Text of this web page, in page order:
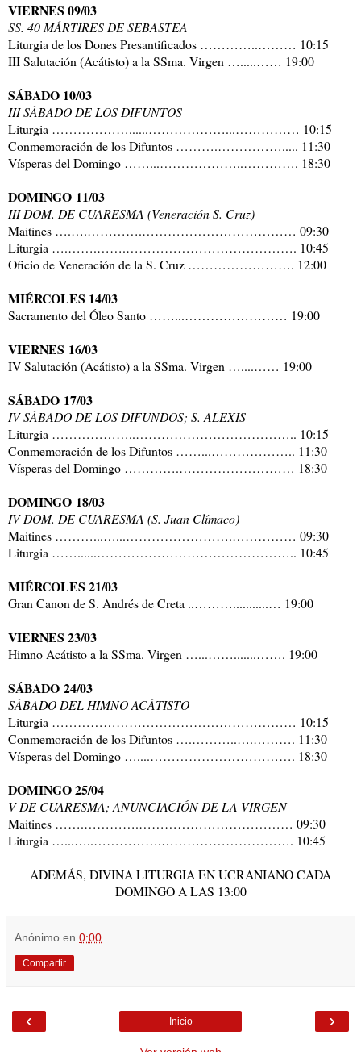
VIERNES 09/03
SS. 40 MÁRTIRES DE SEBASTEA
Liturgia de los Dones Presantificados …………..……… 10:15
III Salutación (Acátisto) a la SSma. Virgen ….....…… 19:00
SÁBADO 10/03
III SÁBADO DE LOS DIFUNTOS
Liturgia ………………......………………...…………… 10:15
Conmemoración de los Difuntos ……….……………..... 11:30
Vísperas del Domingo ……...………………..…………. 18:30
DOMINGO 11/03
III DOM. DE CUARESMA (Veneración S. Cruz)
Maitines ….….………….……………………………… 09:30
Liturgia ….…….…….…………………………………. 10:45
Oficio de Veneración de la S. Cruz ……………………. 12:00
MIÉRCOLES 14/03
Sacramento del Óleo Santo ……...…………………… 19:00
VIERNES 16/03
IV Salutación (Acátisto) a la SSma. Virgen …....…… 19:00
SÁBADO 17/03
IV SÁBADO DE LOS DIFUNDOS; S. ALEXIS
Liturgia ………………..……………………………….. 10:15
Conmemoración de los Difuntos ……...……………….. 11:30
Vísperas del Domingo ………….……………………… 18:30
DOMINGO 18/03
IV DOM. DE CUARESMA (S. Juan Clímaco)
Maitines ………...…...…………………….…………… 09:30
Liturgia ……......……………………………………….. 10:45
MIÉRCOLES 21/03
Gran Canon de S. Andrés de Creta ..………...........… 19:00
VIERNES 23/03
Himno Acátisto a la SSma. Virgen …...…….......……. 19:00
SÁBADO 24/03
SÁBADO DEL HIMNO ACÁTISTO
Liturgia ………………………………………………… 10:15
Conmemoración de los Difuntos ….………..….………. 11:30
Vísperas del Domingo …....……………………………. 18:30
DOMINGO 25/04
V DE CUARESMA; ANUNCIACIÓN DE LA VIRGEN
Maitines …….………….……………………………… 09:30
Liturgia …...…..…………….…………………………. 10:45
ADEMÁS, DIVINA LITURGIA EN UCRANIANO CADA
DOMINGO A LAS 13:00
Anónimo en 0:00
Compartir
‹ ›
Inicio